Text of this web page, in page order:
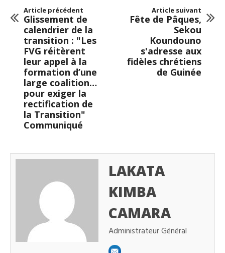
Article précédent
Glissement de
calendrier de la
transition : "Les
FVG réitèrent
leur appel à la
formation d’une
large coalition…
pour exiger la
rectification de
la Transition"
Communiqué
Article suivant
Fête de Pâques,
Sekou
Koundouno
s'adresse aux
fidèles chrétiens
de Guinée
LAKATA
KIMBA
CAMARA
Administrateur Général